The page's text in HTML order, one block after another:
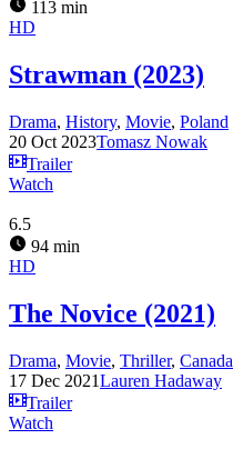
113 min
HD
Strawman (2023)
Drama, History, Movie, Poland
20 Oct 2023Tomasz Nowak
Trailer
Watch
6.5
94 min
HD
The Novice (2021)
Drama, Movie, Thriller, Canada
17 Dec 2021Lauren Hadaway
Trailer
Watch